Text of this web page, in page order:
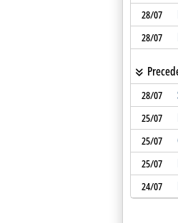
28/07
28/07
28/07
25/07
25/07
25/07
24/07